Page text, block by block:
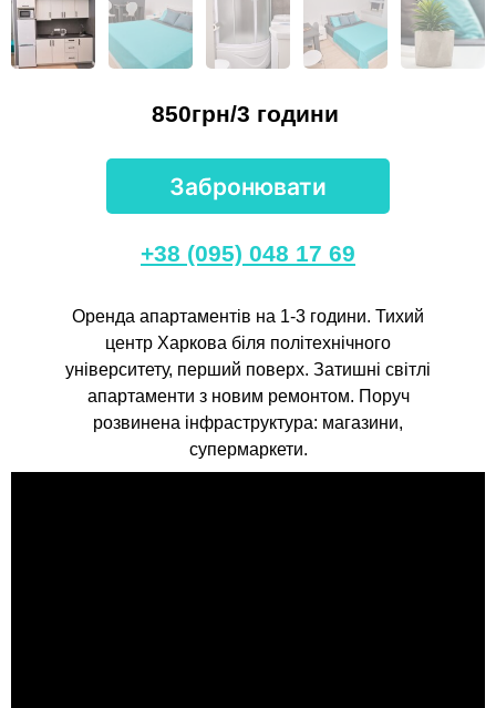
850грн/3 години
Забронювати
+38 (095) 048 17 69
Оренда апартаментів на 1-3 години. Тихий
центр Харкова біля політехнічного
університету, перший поверх. Затишні світлі
апартаменти з новим ремонтом. Поруч
розвинена інфраструктура: магазини,
супермаркети.